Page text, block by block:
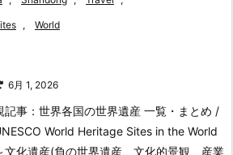
, World
6月 1, 2026
記事：世界各国の世界遺産 一覧・まとめ /
World Heritage Sites in the World
文化遺産(負の世界遺産、文化的景観、産業